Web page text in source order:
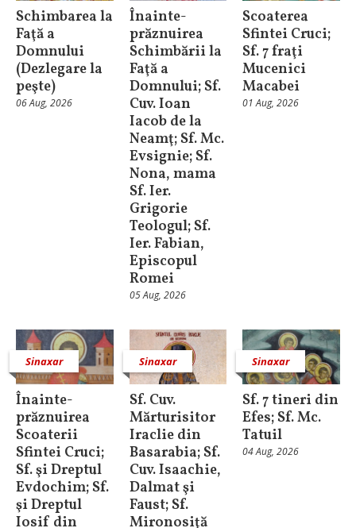
Schimbarea la
Faţă a
Domnului
(Dezlegare la
peşte)
06 Aug, 2026
Înainte-
prăznuirea
Schimbării la
Faţă a
Domnului; Sf.
Cuv. Ioan
Iacob de la
Neamţ; Sf. Mc.
Evsignie; Sf.
Nona, mama
Sf. Ier.
Grigorie
Teologul; Sf.
Ier. Fabian,
Episcopul
Romei
05 Aug, 2026
Scoaterea
Sfintei Cruci;
Sf. 7 fraţi
Mucenici
Macabei
01 Aug, 2026
Sinaxar
Înainte-
prăznuirea
Scoaterii
Sfintei Cruci;
Sf. şi Dreptul
Evdochim; Sf.
şi Dreptul
Iosif din
Sinaxar
Sf. Cuv.
Mărturisitor
Iraclie din
Basarabia; Sf.
Cuv. Isaachie,
Dalmat şi
Faust; Sf.
Mironosiţă
Sinaxar
Sf. 7 tineri din
Efes; Sf. Mc.
Tatuil
04 Aug, 2026